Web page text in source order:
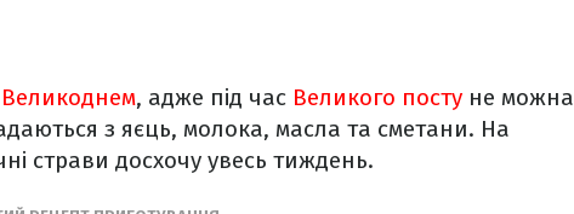
Великоднем, адже під час Великого посту не можна
з яєць, молока, масла та сметани. На
страви досхочу увесь тиждень.